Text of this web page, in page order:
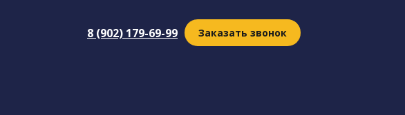
8 (902) 179-69-99 Заказать звонок